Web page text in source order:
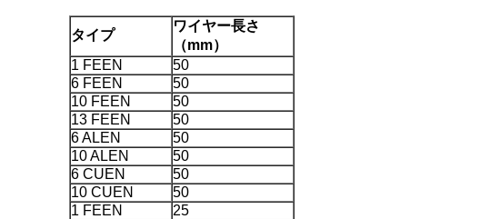
タイプ
ワイヤー長さ
（mm）
1 FEEN
50
6 FEEN
50
10 FEEN
50
13 FEEN
50
6 ALEN
50
10 ALEN
50
6 CUEN
50
10 CUEN
50
1 FEEN
25